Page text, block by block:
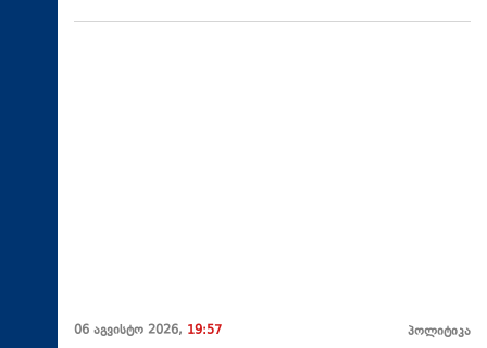
06 აგვისტო 2026, 19:57 პოლიტიკა